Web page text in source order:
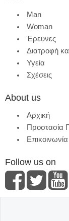
Man
Woman
Έρευνες
Διατροφή
Υγεία
Σχέσεις
About us
Αρχική
Προστασία
Επικοινωνία
Follow us on